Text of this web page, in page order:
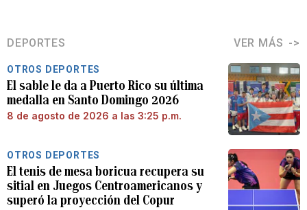
DEPORTES VER MÁS
OTROS DEPORTES
El sable le da a Puerto Rico su última
medalla en Santo Domingo 2026
8 de agosto de 2026 a las 3:25 p.m.
OTROS DEPORTES
El tenis de mesa boricua recupera su
sitial en Juegos Centroamericanos y
superó la proyección del Copur